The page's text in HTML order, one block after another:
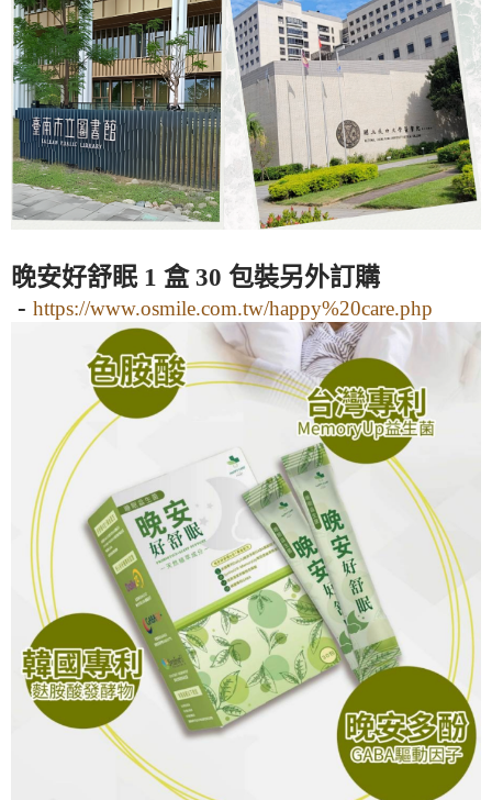
晚安好舒眠 1 盒 30 包裝另外訂購
- https://www.osmile.com.tw/happy%20care.php